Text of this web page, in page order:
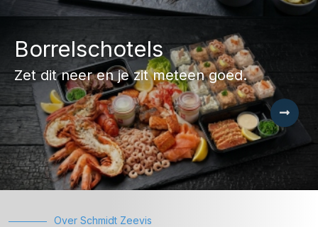
Borrelschotels
Zet dit neer en je zit meteen goed.
Over Schmidt Zeevis